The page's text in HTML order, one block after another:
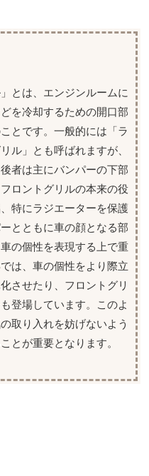
とは、エンジンルームに
を冷却するための開口部
とです。一般的には「ラ
ル」とも呼ばれますが、
者は主にバンパーの下部
ロントグリルの本来の役
特にラジエーターを保護
とともに車の顔となる部
の個性を表現する上で重
は、車の個性をより際立
させたり、フロントグリ
登場しています。このよ
取り入れを妨げないよう
とが重要となります。